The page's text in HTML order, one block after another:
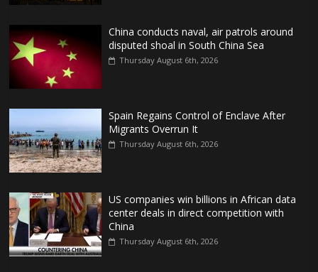
China conducts naval, air patrols around
disputed shoal in South China Sea
Thursday August 6th, 2026
Spain Regains Control of Enclave After
Migrants Overrun It
Thursday August 6th, 2026
US companies win billions in African data
center deals in direct competition with
China
Thursday August 6th, 2026